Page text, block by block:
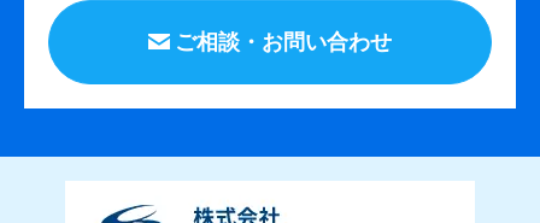
ご相談・お問い合わせ